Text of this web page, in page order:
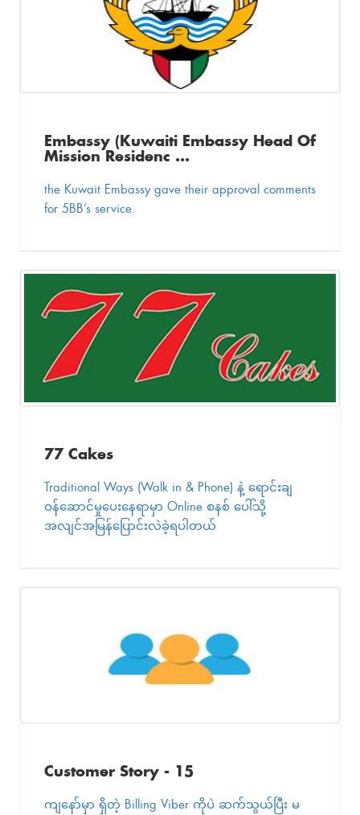
Embassy (Kuwaiti Embassy Head Of
Mission Residenc ...
the Kuwait Embassy gave their approval comments
for 5BB’s service.
77 Cakes
Traditional Ways (Walk in & Phone) နဲ့ ရောင်းချ
ဝန်ဆောင်မှုပေးနေရာမှာ Online စနစ် ပေါ်သို့
အလျင်အမြန်ပြောင်းလဲခဲ့ရပါတယ်
Customer Story - 15
ကျနော်မှာ ရှိတဲ့ Billing Viber ကိုပဲ ဆက်သွယ်ပြီး မ